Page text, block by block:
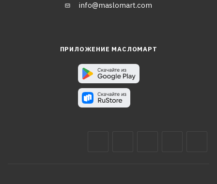
info@maslomart.com
ПРИЛОЖЕНИЕ МАСЛОМАРТ